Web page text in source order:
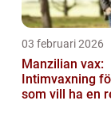
03 februari 2026
Manzilian vax:
Intimvaxning
som vill ha en